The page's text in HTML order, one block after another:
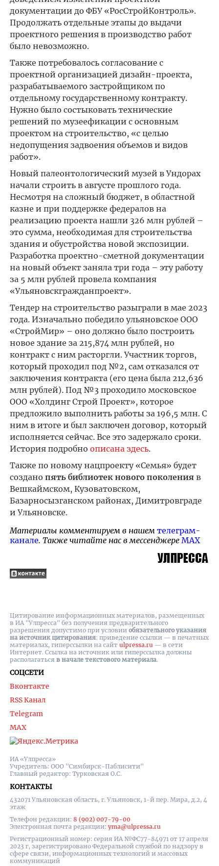
документации до ФБУ «РосСтройКонтроль».
Продолжать отдельные этапы до выдачи
проектного решения в производство работ
было невозможно.
Также потребовалось согласование с
проектной организацией дизайн-проекта,
разрабатываемого застройщиком по
отдельному государственному контракту.
Нужно было состыковать технические
решений по музеефикации с основным
проектом на строительство, «с целью
недопущения задвоения объемов и видов
работ».
Новый палеонтологический музей в Ундорах
начали строить в августе прошлого года.
Несмотря на сложный бюджет, в областной
казне и при поддержке федералов на
реализацию проекта нашли 326 млн рублей –
это сумма, необходимая для строительства
здания и обустройства новой экспозиции.
Разработка проектно-сметной документации
на новый объект заняла три года – эту работу
за 5 млн рублей провела компания
«Ульяновскгражданпроект».
Тендер на строительство разыграли в мае 2023
года. Изначально победило ульяновское ООО
«СтройМир» – оно должно было построить
новое здание за 215,874 млн рублей, но
контракт с ним расторгли. Участник торгов,
который проходил под №2, сам отказался от
заключения контракта (его цена была 212,636
млн рублей). Под №3 проходило московское
ООО «Холдинг Строй Проект», которое
предложило выполнить работы за 196,5 млн. С
ним в итоге и был заключен договор, который
исполняется сейчас. Все это задержало сроки.
История подробно описана здесь.
Также по новому нацпроекту «Семья» будет
создано пять библиотек нового поколения в
Вешкаймском, Кузоватовском,
Базарносызганском районах, Димитровграде
и Ульяновске.
Материалы комментируем в нашем телеграм-
канале. Также читайте нас в мессенджере MAX
ИА «Улпресса»
Учредитель: ООО "Симбирск-Паблисити"
Главный редактор: Турковская О.С.
КОНТАКТЫ
432071 Ульяновская область, г. Ульяновск, 1-й пер. Мира, д.2, 4
этаж
Телефон редакции: 8 (902) 007-79-00
Электронная почта редакции: yma@ulpressa.ru
Регистрационный номер: серия ИА №ФС77-84971 от 17 апреля
2023 г, зарегистрировано Федеральной службой по надзору в
сфере связи, информационных технологий и массовых
коммуникаций
СОЦСЕТИ
Вконтакте
RSS Канал
Telegram
MAX
Цитирование информационных материалов, размещенных
в ИА "Улпресса" без получения предварительного
разрешения допустимо при условии обязательного указания
на источник цитирования: приведение ссылки — в печатных
материалах, гиперссылки на cайт ulpressa.ru — в сети
Интернет. Ссылка на источник или гиперссылка должны
располагаться в начале текстового материала.